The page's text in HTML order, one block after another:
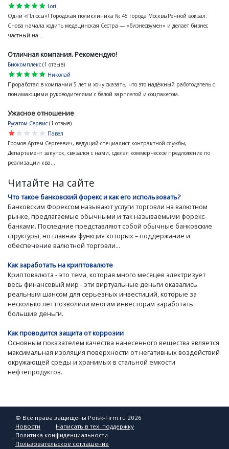
star
star
star
star
star
Lori
Одни «Плюсы»! Городская поликлиника № 45 города МосквыРечной вокзал:
Снова начала ходить медецинская Сестра — «бизнесвумен» и делает бизнес
частный на...
Отличная компания. Рекомендую!
Биокомплекс (1 отзыв)
star
star
star
star
star
Николай
Проработал в компании 5 лет и хочу сказать, что это надёжный работодатель с
понимающими руководителями с белой зарплатой и соцпакетом.
Ужасное отношение
Русатом Сервис (1 отзыв)
star
star
star
star
star
Павел
Громов Артем Сергеевич, ведущий специалист контрактной службы,
Департамент закупок, связался с нами, сделал коммерческое предложение по
реализации ква...
Читайте на сайте
Что такое банковский форекс и как его использовать?
Банковским Форексом называют услуги торговли на валютном
рынке, предлагаемые обычными и так называемыми форекс-
банками. Последние представляют собой обычные банковские
структуры, но главная функция которых – поддержание и
обеспечение валютной торговли...
Как заработать на криптовалюте
Криптовалюта - это тема, которая много месяцев электризует
весь финансовый мир - эти виртуальные деньги оказались
реальным шансом для серьезных инвестиций, которые за
несколько лет позволили многим инвесторам заработать
большие деньги.
Как проводится защита от коррозии
Основным показателем качества нанесенного вещества является
максимальная изоляция поверхности от негативных воздействий
окружающей среды и хранимых в стальной емкости
нефтепродуктов.
© Все права защищены Poisk-Firm.ru 2026
Новости
Написать в тех. поддержку
Политика конфиденциальности
Пользовательское соглашение